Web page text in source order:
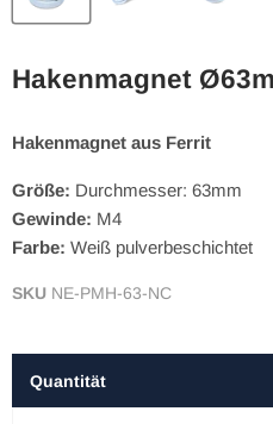
Hakenmagnet
Hakenmagnet aus Ferrit
Größe: Durchmesser: 63mm
Gewinde: M4
Farbe: Weiß pulverbeschichtet
SKU NE-PMH-63-NC
Quantität